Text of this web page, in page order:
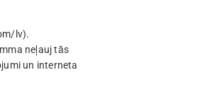
lv).
neļauj tās
un interneta